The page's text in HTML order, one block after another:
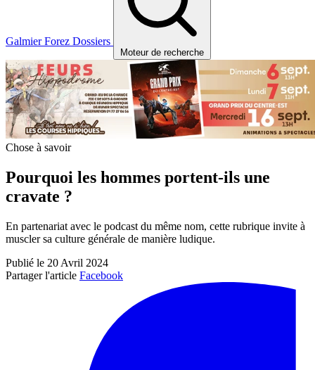
GalmierForez Dossiers
Moteur de recherche
Chose à savoir
Pourquoi les hommes portent-ils une
cravate ?
En partenariat avec le podcast du même nom, cette rubrique invite à
muscler sa culture générale de manière ludique.
Publié le 20 Avril 2024
Partager l'article Facebook